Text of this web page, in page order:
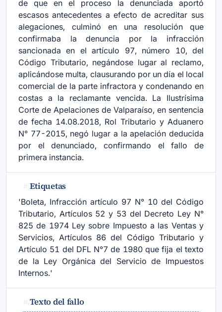
de que en el proceso la denunciada aportó
escasos antecedentes a efecto de acreditar sus
alegaciones, culminó en una resolución que
confirmaba la denuncia por la infracción
sancionada en el artículo 97, número 10, del
Código Tributario, negándose lugar al reclamo,
aplicándose multa, clausurando por un día el local
comercial de la parte infractora y condenando en
costas a la reclamante vencida. La Ilustrísima
Corte de Apelaciones de Valparaíso, en sentencia
de fecha 14.08.2018, Rol Tributario y Aduanero
N° 77-2015, negó lugar a la apelación deducida
por el denunciado, confirmando el fallo de
primera instancia.
# Etiquetas
'Boleta, Infracción artículo 97 N° 10 del Código
Tributario, Artículos 52 y 53 del Decreto Ley N°
825 de 1974 Ley sobre Impuesto a las Ventas y
Servicios, Artículos 86 del Código Tributario y
Artículo 51 del DFL N°7 de 1980 que fija el texto
de la Ley Orgánica del Servicio de Impuestos
Internos.'
# Texto del fallo